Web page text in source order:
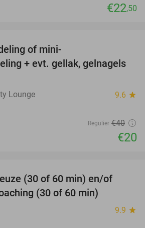
€22,50
of mini-
+ evt. gellak, gelnagels
Lounge 9.6 star
Regulier €40
€20
(30 of 60 min) en/of
(30 of 60 min)
9.9 star